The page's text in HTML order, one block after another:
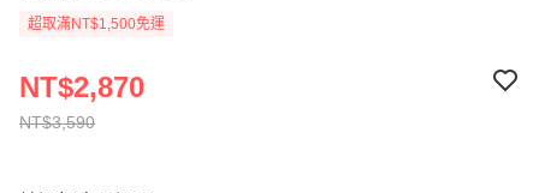
超取滿NT$1,500免運
NT$3,590
NT$2,870